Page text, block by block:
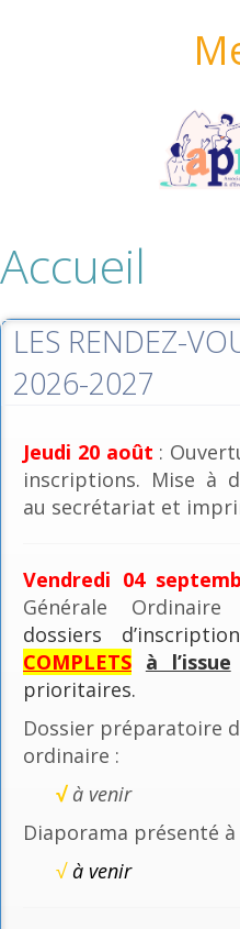
Accueil
LES RENDEZ-
2026-2027
Jeudi 20 août :
inscriptions. Mise à
au secrétariat et
Vendredi 04
Générale
dossiers
COMPLETS à l’issue
prioritaires.
Dossier préparatoire
ordinaire :
√ à venir
Diaporama présenté
√à venir